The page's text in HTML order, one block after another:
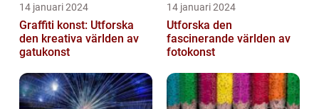
14 januari 2024
Graffiti konst: Utforska
den kreativa världen av
gatukonst
14 januari 2024
Utforska den
fascinerande världen av
fotokonst